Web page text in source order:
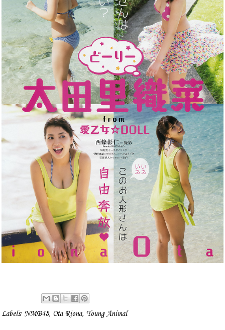
Labels: NMB48, Ota Riona, Young Animal